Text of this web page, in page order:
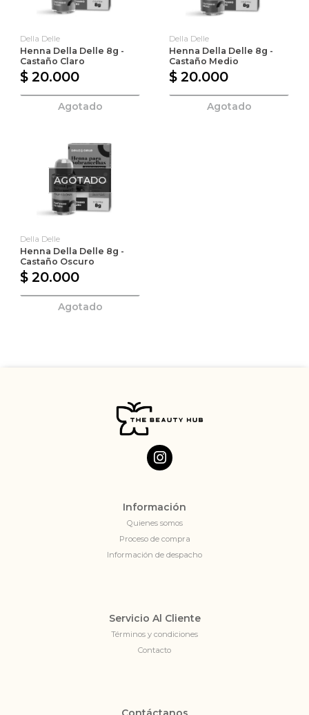
Della Delle
Henna Della Delle 8g -
Castaño Claro
$ 20.000
Agotado
Della Delle
Henna Della Delle 8g -
Castaño Medio
$ 20.000
Agotado
AGOTADO
Della Delle
Henna Della Delle 8g -
Castaño Oscuro
$ 20.000
Agotado
Información
Quienes somos
Proceso de compra
Información de despacho
Servicio Al Cliente
Términos y condiciones
Contacto